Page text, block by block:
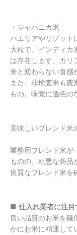
・ジャパニカ米
パエリアやリゾット
大粒で、インディカ
は存在します。カリ
米と変わらない食感
また、非検査米も
もの。味覚に遜色の
美味しいブレンド米
業務用ブレンド米が
ものの、粗悪な商品
良質なブレンド米を
■ 仕入れ業者に注目
良い品質のお米を確
かにお米に精通して